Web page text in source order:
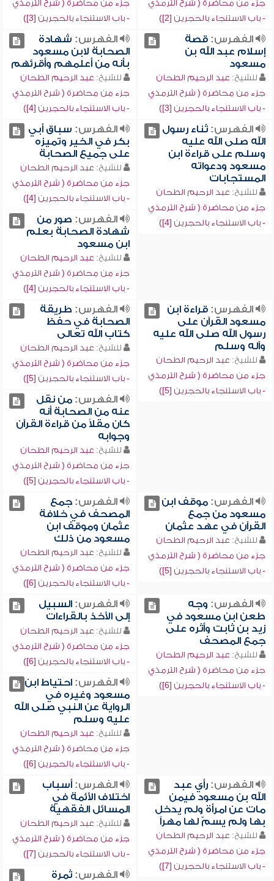
جزء من محاضرة ( شرح الترمذي
- باب الاستنجاء بالحجرين [2])
جزء من محاضرة ( شرح الترمذي
- باب الاستنجاء بالحجرين [3])
الفهرس:قصة
إسلام عبد الله بن
مسعود
للشيخ: عبد الرحيم الطحان
جزء من محاضرة ( شرح الترمذي
- باب الاستنجاء بالحجرين [3])
الفهرس: شهادة
الصحابة لابن مسعود
بأنه من أعلمهم وأقرئهم
للشيخ: عبد الرحيم الطحان
جزء من محاضرة ( شرح الترمذي
- باب الاستنجاء بالحجرين [4])
الفهرس:ثناء رسول
الله صلى الله عليه
وسلم على قراءة ابن
مسعود ودعواته
المستجابات
للشيخ: عبد الرحيم الطحان
جزء من محاضرة ( شرح الترمذي
- باب الاستنجاء بالحجرين [4])
الفهرس: سباق أبي
بكر في الخير وتميزه
على جميع الصحابة
للشيخ: عبد الرحيم الطحان
جزء من محاضرة ( شرح الترمذي
- باب الاستنجاء بالحجرين [4])
الفهرس: صور من
شهادة الصحابة بعلم
ابن مسعود
للشيخ: عبد الرحيم الطحان
جزء من محاضرة ( شرح الترمذي
- باب الاستنجاء بالحجرين [4])
الفهرس:قراءة ابن
مسعود القرآن على
رسول الله صلى الله عليه
وآله وسلم
للشيخ: عبد الرحيم الطحان
جزء من محاضرة ( شرح الترمذي
- باب الاستنجاء بالحجرين [5])
الفهرس: طريقة
الصحابة في حفظ
كتاب الله تعالى
للشيخ: عبد الرحيم الطحان
جزء من محاضرة ( شرح الترمذي
- باب الاستنجاء بالحجرين [5])
الفهرس:من نقل
عنه من الصحابة أنه
كان مقلاً من قراءة القرآن
وجوابه
للشيخ: عبد الرحيم الطحان
جزء من محاضرة ( شرح الترمذي
- باب الاستنجاء بالحجرين [5])
الفهرس:موقف ابن
مسعود من جمع
القرآن في عهد عثمان
للشيخ: عبد الرحيم الطحان
جزء من محاضرة ( شرح الترمذي
- باب الاستنجاء بالحجرين [5])
الفهرس:جمع
المصحف في خلافة
عثمان وموقف ابن
مسعود من ذلك
للشيخ: عبد الرحيم الطحان
جزء من محاضرة ( شرح الترمذي
- باب الاستنجاء بالحجرين [6])
الفهرس: وجه
طعن ابن مسعود في
زيد بن ثابت وأثره على
جمع المصحف
للشيخ: عبد الرحيم الطحان
جزء من محاضرة ( شرح الترمذي
- باب الاستنجاء بالحجرين [6])
الفهرس:السبيل
إلى الأخذ بالقراءات
للشيخ: عبد الرحيم الطحان
جزء من محاضرة ( شرح الترمذي
- باب الاستنجاء بالحجرين [6])
الفهرس:احتياط ابن
مسعود وغيره في
الرواية عن النبي صلى الله
عليه وسلم
للشيخ: عبد الرحيم الطحان
جزء من محاضرة ( شرح الترمذي
- باب الاستنجاء بالحجرين [6])
الفهرس:رأي عبد
الله بن مسعود فيمن
مات عن امرأة ولم يدخل
بها ولم يسمّ لها مهراً
للشيخ: عبد الرحيم الطحان
جزء من محاضرة ( شرح الترمذي
- باب الاستنجاء بالحجرين [7])
الفهرس:أسباب
اختلاف الأئمة في
المسائل الفقهية
للشيخ: عبد الرحيم الطحان
جزء من محاضرة ( شرح الترمذي
- باب الاستنجاء بالحجرين [7])
الفهرس:ثمرة